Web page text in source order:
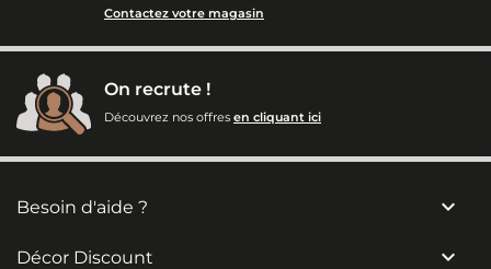
Contactez votre magasin
On recrute !
Découvrez nos offres en cliquant ici
Besoin d'aide ? 
Décor Discount 